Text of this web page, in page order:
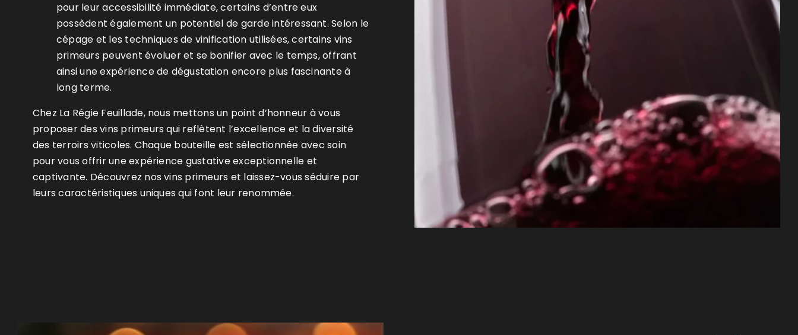
pour leur accessibilité immédiate, certains d’entre eux
possèdent également un potentiel de garde intéressant. Selon le
cépage et les techniques de vinification utilisées, certains vins
primeurs peuvent évoluer et se bonifier avec le temps, offrant
ainsi une expérience de dégustation encore plus fascinante à
long terme.
Chez La Régie Feuillade, nous mettons un point d’honneur à vous
proposer des vins primeurs qui reflètent l’excellence et la diversité
des terroirs viticoles. Chaque bouteille est sélectionnée avec soin
pour vous offrir une expérience gustative exceptionnelle et
captivante. Découvrez nos vins primeurs et laissez-vous séduire par
leurs caractéristiques uniques qui font leur renommée.